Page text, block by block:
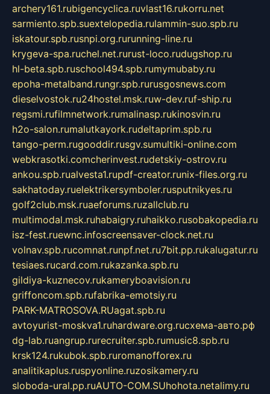
archery161.rubigencyclica.ruvlast16.rukorru.net
sarmiento.spb.suextelopedia.rulammin-suo.spb.ru
iskatour.spb.rusnpi.org.rurunning-line.ru
krygeva-spa.ruchel.net.rurust-loco.rudugshop.ru
hl-beta.spb.ruschool494.spb.rumymubaby.ru
epoha-metalband.rungr.spb.rurusgosnews.com
dieselvostok.ru24hostel.msk.ruw-dev.ruf-ship.ru
regsmi.rufilmnetwork.rumalinasp.rukinosvin.ru
h2o-salon.rumalutkayork.rudeltaprim.spb.ru
tango-perm.rugooddir.rusgv.sumultiki-online.com
webkrasotki.comcherinvest.rudetskiy-ostrov.ru
ankou.spb.rualvesta1.rupdf-creator.runix-files.org.ru
sakhatoday.ruelektrikersymboler.rusputnikyes.ru
golf2club.msk.ruaeforums.ruzallclub.ru
multimodal.msk.ruhabaigry.ruhaikko.rusobakopedia.ru
isz-fest.ruewnc.infoscreensaver-clock.net.ru
volnav.spb.rucomnat.runpf.net.ru7bit.pp.rukalugatur.ru
tesiaes.rucard.com.rukazanka.spb.ru
gildiya-kuznecov.rukameryboavision.ru
griffoncom.spb.rufabrika-emotsiy.ru
PARK-MATROSOVA.RUagat.spb.ru
avtoyurist-moskva1.ruhardware.org.ruсхема-авто.рф
dg-lab.ruangrup.rurecruiter.spb.rumusic8.spb.ru
krsk124.rukubok.spb.ruromanofforex.ru
analitikaplus.ruspyonline.ruzosikamery.ru
sloboda-ural.pp.ruAUTO-COM.SUhohota.netalimy.ru